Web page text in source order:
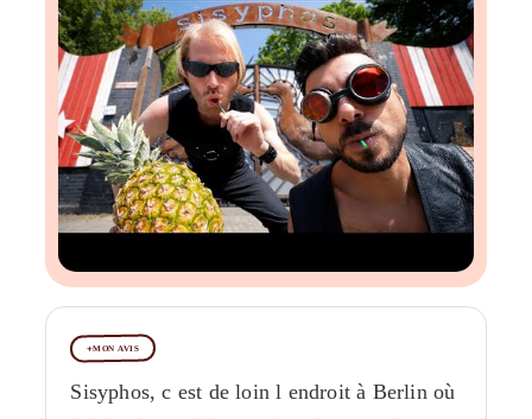
MON AVIS
Sisyphos, c est de loin l endroit à Berlin où